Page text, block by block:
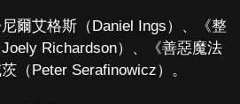
爾艾格斯（Daniel Ings）、《整
Richardson）、《善惡魔法
（Peter Serafinowicz）。